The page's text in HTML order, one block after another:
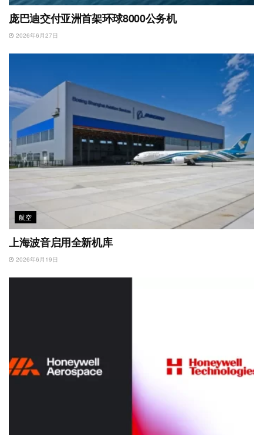
庞巴迪交付亚洲首架环球8000公务机
2026年6月27日
航空
上海波音启用全新机库
2026年6月19日